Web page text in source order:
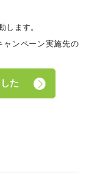
します。
ャンペーン実施先の
た